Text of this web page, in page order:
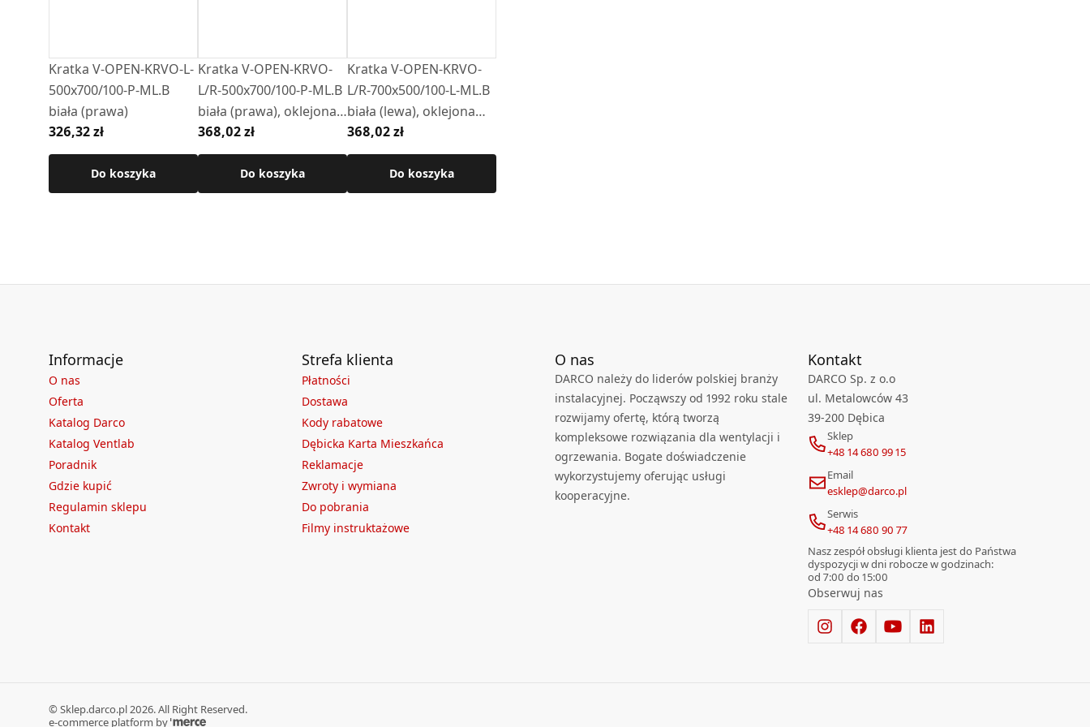
Kratka V-OPEN-KRVO-L-
500x700/100-P-ML.B
biała (prawa)
326,32 zł
Do koszyka
Kratka V-OPEN-KRVO-
L/R-500x700/100-P-ML.B
biała (prawa), oklejona
filcem z ramką OC
368,02 zł
Do koszyka
Kratka V-OPEN-KRVO-
L/R-700x500/100-L-ML.B
biała (lewa), oklejona
filcem z ramką OC
368,02 zł
Do koszyka
Informacje
O nas
Oferta
Katalog Darco
Katalog Ventlab
Poradnik
Gdzie kupić
Regulamin sklepu
Kontakt
Strefa klienta
Płatności
Dostawa
Kody rabatowe
Dębicka Karta Mieszkańca
Reklamacje
Zwroty i wymiana
Do pobrania
Filmy instruktażowe
O nas
DARCO należy do liderów polskiej branży
instalacyjnej. Począwszy od 1992 roku stale
rozwijamy ofertę, którą tworzą
kompleksowe rozwiązania dla wentylacji i
ogrzewania. Bogate doświadczenie
wykorzystujemy oferując usługi
kooperacyjne.
Kontakt
DARCO Sp. z o.o
ul. Metalowców 43
39-200 Dębica
Sklep
+48 14 680 99 15
Email
esklep@darco.pl
Serwis
+48 14 680 90 77
Nasz zespół obsługi klienta jest do Państwa
dyspozycji w dni robocze w godzinach:
od 7:00 do 15:00
Obserwuj nas
© Sklep.darco.pl 2026. All Right Reserved.
e-commerce platform by